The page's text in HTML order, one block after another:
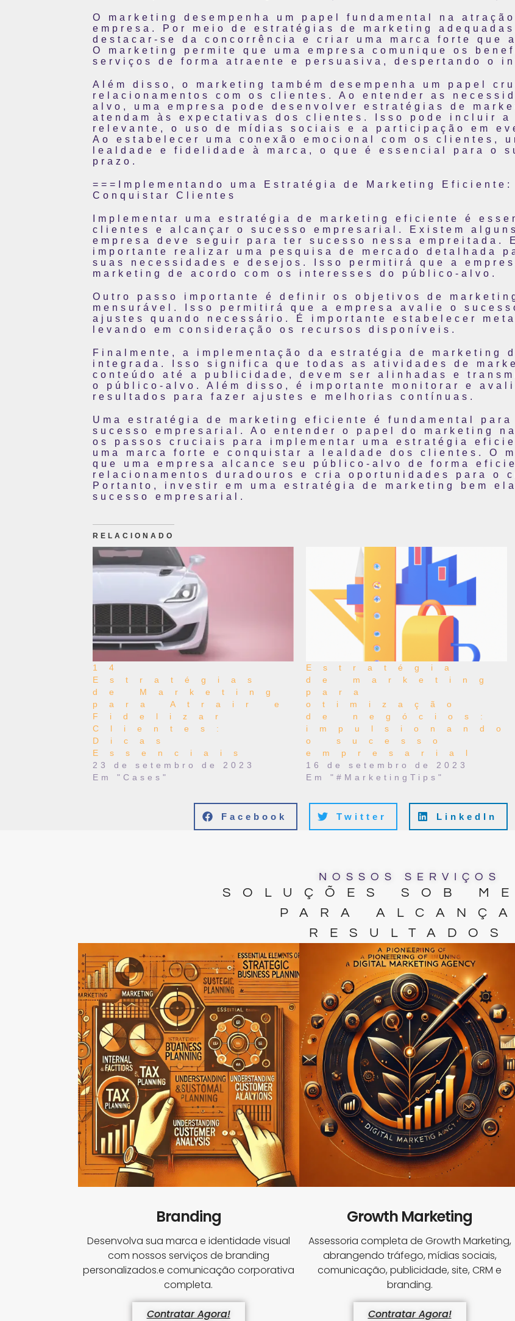
O marketing desempenha um papel fundamental na
empresa. Por meio de estratégias de marketing
destacar-se da concorrência e criar uma marca forte que
O marketing permite que uma empresa comunique os
serviços de forma atraente e persuasiva, despertando o
Além disso, o marketing também desempenha um papel
relacionamentos com os clientes. Ao entender as
alvo, uma empresa pode desenvolver estratégias de
atendam às expectativas dos clientes. Isso pode incluir a
relevante, o uso de mídias sociais e a participação em
Ao estabelecer uma conexão emocional com os clientes,
lealdade e fidelidade à marca, o que é essencial para o
prazo.
===Implementando uma Estratégia de Marketing
Conquistar Clientes
Implementar uma estratégia de marketing eficiente é
clientes e alcançar o sucesso empresarial. Existem
empresa deve seguir para ter sucesso nessa empreitada.
importante realizar uma pesquisa de mercado detalhada
suas necessidades e desejos. Isso permitirá que a
marketing de acordo com os interesses do público-alvo.
Outro passo importante é definir os objetivos de
mensurável. Isso permitirá que a empresa avalie o
ajustes quando necessário. É importante estabelecer
levando em consideração os recursos disponíveis.
Finalmente, a implementação da estratégia de marketing
integrada. Isso significa que todas as atividades de
conteúdo até a publicidade, devem ser alinhadas e
o público-alvo. Além disso, é importante monitorar e
resultados para fazer ajustes e melhorias contínuas.
Uma estratégia de marketing eficiente é fundamental
sucesso empresarial. Ao entender o papel do marketing
os passos cruciais para implementar uma estratégia
uma marca forte e conquistar a lealdade dos clientes. O
que uma empresa alcance seu público-alvo de forma
relacionamentos duradouros e cria oportunidades para o
Portanto, investir em uma estratégia de marketing bem
sucesso empresarial.
RELACIONADO
14
Estratégias
de Marketing
para Atrair e
Fidelizar
Clientes:
Dicas
Essenciais
23 de setembro de 2023
Em "Cases"
Estratégia
de marketing
para
otimização
de negócios:
impulsionando
o sucesso
empresarial
16 de setembro de 2023
Em "#MarketingTips"
Facebook Twitter LinkedIn
NOSSOS SERVIÇOS
SOLUÇÕES SOB
PARA
RESULTADOS
Branding
Desenvolva sua marca e identidade visual
com nossos serviços de branding
personalizados.e comunicação corporativa
completa.
Contratar Agora!
Growth Marketing
Assessoria completa de Growth Marketing,
abrangendo tráfego, mídias sociais,
comunicação, publicidade, site, CRM e
branding.
Contratar Agora!